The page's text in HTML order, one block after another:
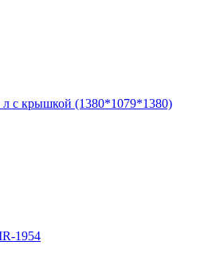
с крышкой (1380*1079*1380)
1954